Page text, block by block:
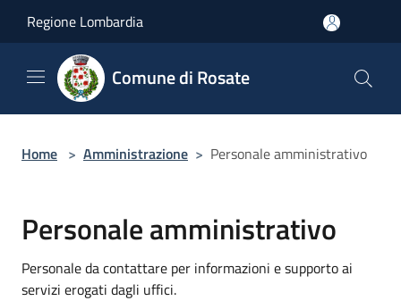
Regione Lombardia
Comune di Rosate
Home > Amministrazione > Personale amministrativo
Personale amministrativo
Personale da contattare per informazioni e supporto ai
servizi erogati dagli uffici.